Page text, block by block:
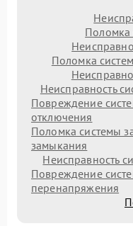
Поломка
Поломка
Неисправность
Повреждение
отключения
Поломка системы
замыкания
Неисправность
Повреждение
перенапряжения